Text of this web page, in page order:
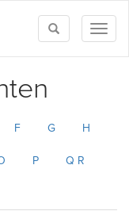
Toggle
search
F G H
P Q R